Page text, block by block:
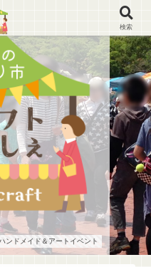
ンドメイド＆アートイベント
検索